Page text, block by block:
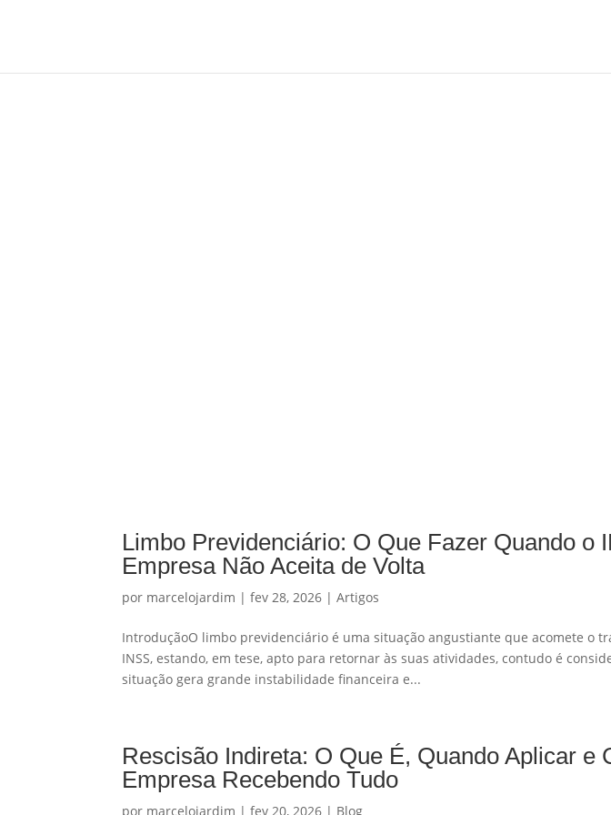
Limbo Previdenciário: O Que Fazer Quando o
Empresa Não Aceita de Volta
por marcelojardim |fev 28, 2026 |Artigos
IntroduçãoO limbo previdenciário é uma situação angustiante que acomete o
INSS, estando, em tese, apto para retornar às suas atividades, contudo é
situação gera grande instabilidade financeira e...
Rescisão Indireta: O Que É, Quando Aplicar e
Empresa Recebendo Tudo
por marcelojardim |fev 20, 2026 | Blog